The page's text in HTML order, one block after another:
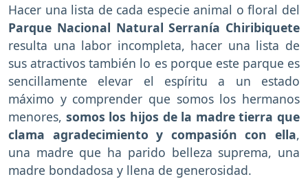
Hacer una lista de cada especie animal o floral del
Parque Nacional Natural Serranía Chiribiquete
resulta una labor incompleta, hacer una lista de
sus atractivos también lo es porque este parque es
sencillamente elevar el espíritu a un estado
máximo y comprender que somos los hermanos
menores, somos los hijos de la madre tierra que
clama agradecimiento y compasión con ella,
una madre que ha parido belleza suprema, una
madre bondadosa y llena de generosidad.